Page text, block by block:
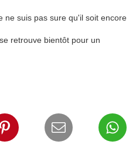
ne suis pas sure qu'il soit encore
retrouve bientôt pour un